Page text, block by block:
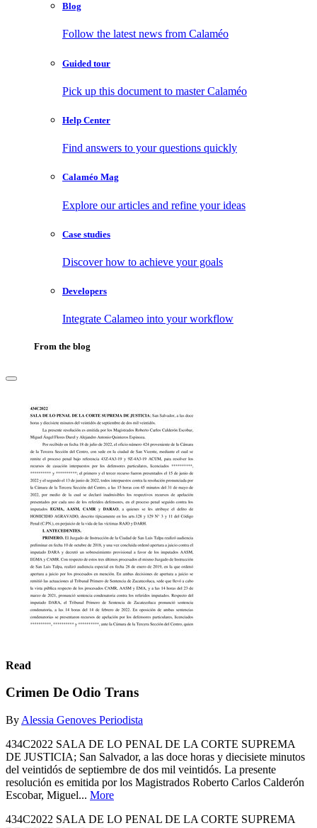
Blog
Follow the latest news from Calaméo
Guided tour
Pick up this document to master Calaméo
Help Center
Find answers to your questions quickly
Calaméo Mag
Explore our articles and refine your ideas
Case studies
Discover how to achieve your goals
Developers
Integrate Calameo into your workflow
From the blog
Read
Crimen De Odio Trans
By Alessia Genoves Periodista
434C2022 SALA DE LO PENAL DE LA CORTE SUPREMA
DE JUSTICIA; San Salvador, a las doce horas y diecisiete minutos
del veintidós de septiembre de dos mil veintidós. La presente
resolución es emitida por los Magistrados Roberto Carlos Calderón
Escobar, Miguel... More
434C2022 SALA DE LO PENAL DE LA CORTE SUPREMA